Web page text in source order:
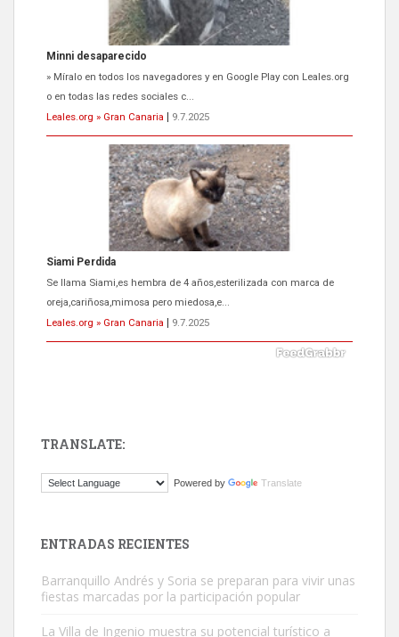
Minni desaparecido
» Míralo en todos los navegadores y en Google Play con Leales.org
o en todas las redes sociales c...
Leales.org » Gran Canaria
9.7.2025
Siami Perdida
Se llama Siami,es hembra de 4 años,esterilizada con marca de
oreja,cariñosa,mimosa pero miedosa,e...
Leales.org » Gran Canaria
9.7.2025
El ayuntamiento se va a llevar a Los Gatos callejeros de la zona los
TRANSLATE:
Powered by Translate
ENTRADAS RECIENTES
Barranquillo Andrés y Soria se preparan para vivir unas
fiestas marcadas por la participación popular
La Villa de Ingenio muestra su potencial turístico a